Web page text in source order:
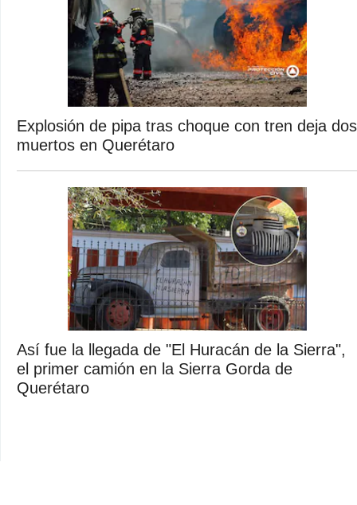
Explosión de pipa tras choque con tren deja dos
muertos en Querétaro
Así fue la llegada de "El Huracán de la Sierra",
el primer camión en la Sierra Gorda de
Querétaro